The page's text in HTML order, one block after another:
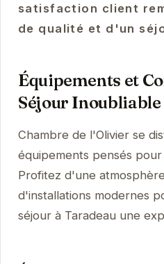
satisfaction client
de qualité et d'un
Équipements et
Séjour Inoubliable
Chambre de l'Olivier se
équipements pensés
Profitez d'une
d'installations modernes
séjour à Taradeau une